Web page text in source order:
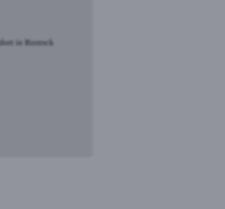
in Rostock